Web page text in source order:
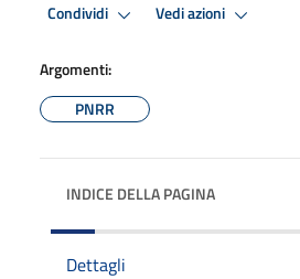
Condividi Vedi azioni
Argomenti:
PNRR
INDICE DELLA PAGINA
Dettagli